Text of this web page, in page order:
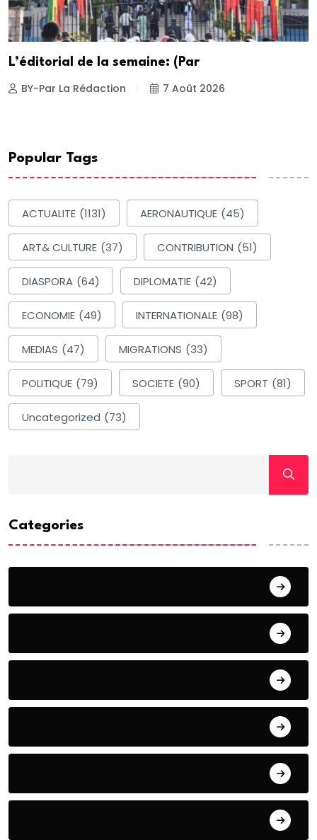
L’éditorial de la semaine: (Par
BY-Par La Rédaction 7 Août 2026
Popular Tags
ACTUALITE (1131) AERONAUTIQUE (45)
ART& CULTURE (37) CONTRIBUTION (51)
DIASPORA (64) DIPLOMATIE (42)
ECONOMIE (49) INTERNATIONALE (98)
MEDIAS (47) MIGRATIONS (33)
POLITIQUE (79) SOCIETE (90) SPORT (81)
Uncategorized (73)
Categories